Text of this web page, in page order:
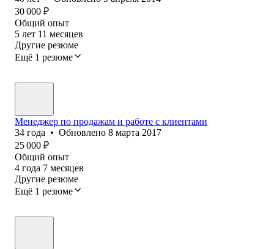
30 000 ₽
Общий опыт
5 лет 11 месяцев
Другие резюме
Ещё 1 резюме
Менеджер по продажам и работе с клиентами
34 года • Обновлено 8 марта 2017
25 000 ₽
Общий опыт
4 года 7 месяцев
Другие резюме
Ещё 1 резюме